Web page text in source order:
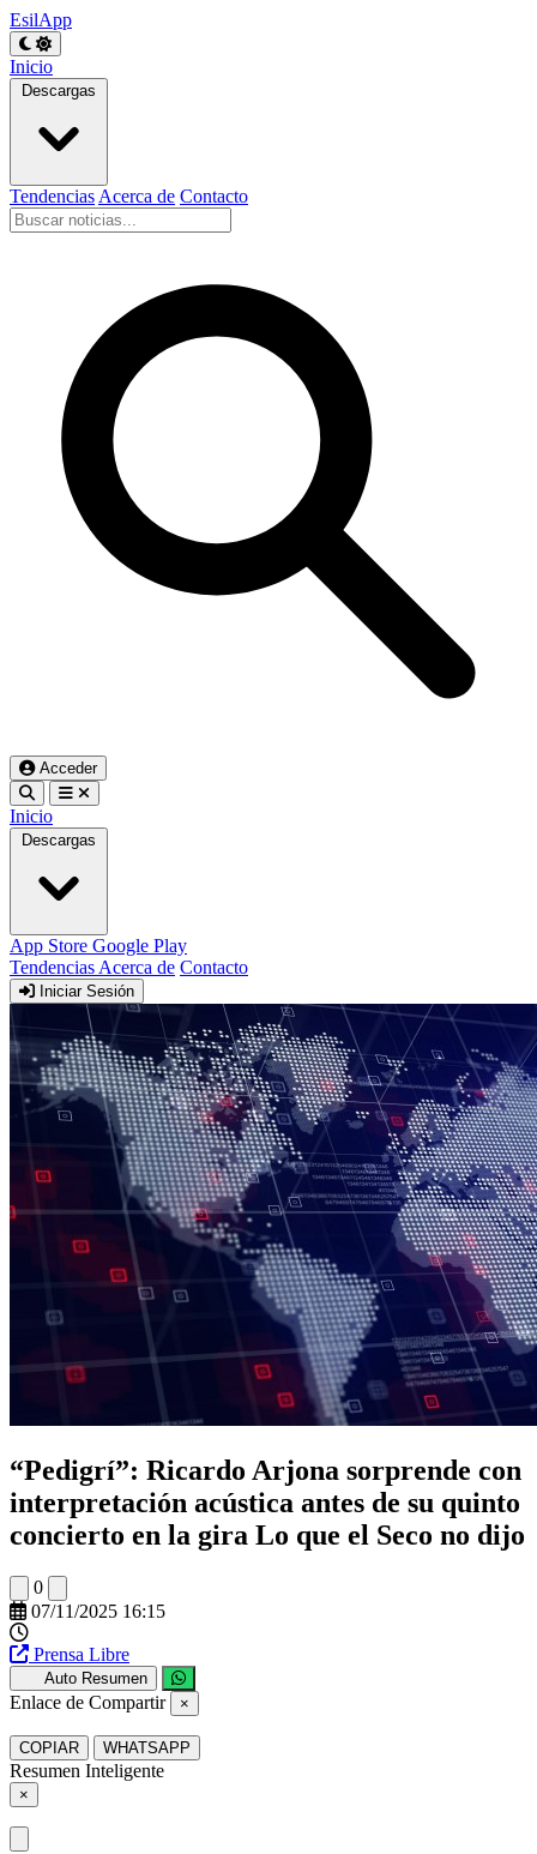
EsilApp
Inicio
Descargas
Tendencias Acerca de Contacto
Acceder
Inicio
Descargas
App Store Google Play
Tendencias Acerca de Contacto
Iniciar Sesión
“Pedigrí”: Ricardo Arjona sorprende con
interpretación acústica antes de su quinto
concierto en la gira Lo que el Seco no dijo
0
07/11/2025 16:15
Prensa Libre
Auto Resumen
Enlace de Compartir ×
COPIAR WHATSAPP
Resumen Inteligente
×